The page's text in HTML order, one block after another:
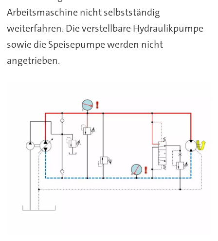
Arbeitsmaschine nicht selbstständig
weiterfahren. Die verstellbare Hydraulikpumpe
sowie die Speisepumpe werden nicht
angetrieben.